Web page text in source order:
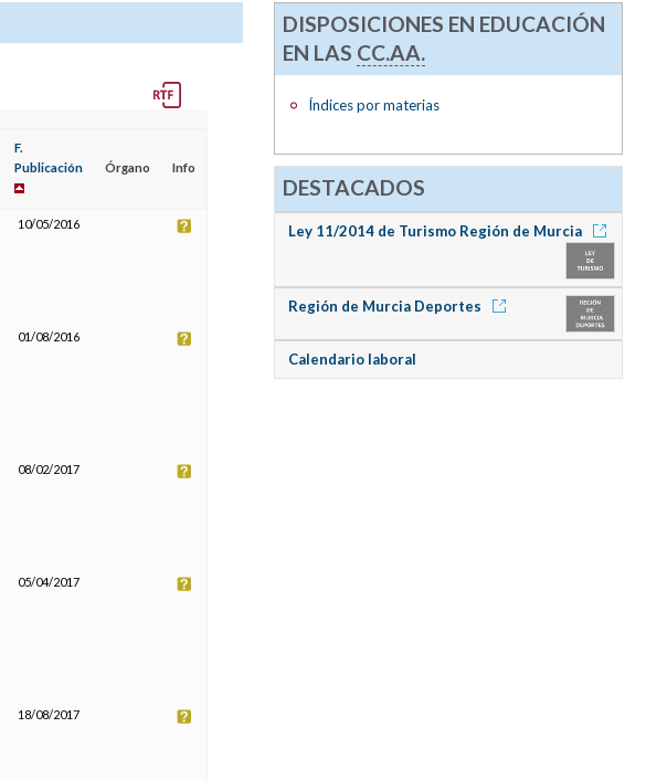
F.
Publicación
Órgano Info
10/05/2016
01/08/2016
08/02/2017
05/04/2017
18/08/2017
DISPOSICIONES EN EDUCACIÓN
EN LAS CC.AA.
Índices por materias
DESTACADOS
Ley 11/2014 de Turismo Región de Murcia
Región de Murcia Deportes
Calendario laboral